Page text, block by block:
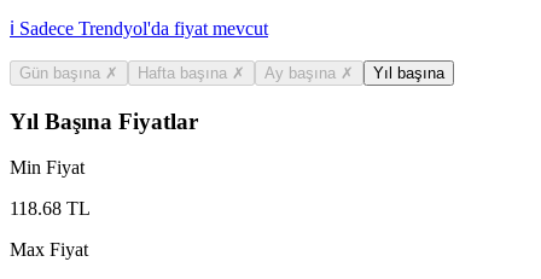
ℹ️ Sadece Trendyol'da fiyat mevcut
Gün başına ✗ Hafta başına ✗ Ay başına ✗ Yıl başına
Yıl Başına Fiyatlar
Min Fiyat
118.68 TL
Max Fiyat